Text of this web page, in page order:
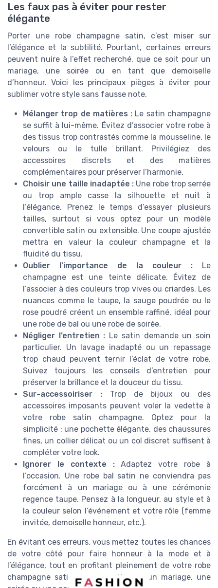
Les faux pas à éviter pour rester
élégante
Porter une robe champagne satin, c’est miser sur
l’élégance et la subtilité. Pourtant, certaines erreurs
peuvent nuire à l’effet recherché, que ce soit pour un
mariage, une soirée ou en tant que demoiselle
d’honneur. Voici les principaux pièges à éviter pour
sublimer votre style sans fausse note.
Mélanger trop de matières : Le satin champagne
se suffit à lui-même. Évitez d’associer votre robe à
des tissus trop contrastés comme la mousseline, le
velours ou le tulle brillant. Privilégiez des
accessoires discrets et des matières
complémentaires pour préserver l’harmonie.
Choisir une taille inadaptée : Une robe trop serrée
ou trop ample casse la silhouette et nuit à
l’élégance. Prenez le temps d’essayer plusieurs
tailles, surtout si vous optez pour un modèle
convertible satin ou extensible. Une coupe ajustée
mettra en valeur la couleur champagne et la
fluidité du tissu.
Oublier l’importance de la couleur : Le
champagne est une teinte délicate. Évitez de
l’associer à des couleurs trop vives ou criardes. Les
nuances comme le taupe, la sauge poudrée ou le
rose poudré créent un ensemble raffiné, idéal pour
une robe de bal ou une robe de soirée.
Négliger l’entretien : Le satin demande un soin
particulier. Un lavage inadapté ou un repassage
trop chaud peuvent ternir l’éclat de votre robe.
Suivez toujours les conseils d’entretien pour
préserver la brillance et la douceur du tissu.
Sur-accessoiriser :Trop de bijoux ou des
accessoires imposants peuvent voler la vedette à
votre robe satin champagne. Optez pour la
simplicité : une pochette élégante, des chaussures
fines, un collier délicat ou un col discret suffisent à
compléter votre look.
Ignorer le contexte :Adaptez votre robe à
l’occasion. Une robe bal satin ne conviendra pas
forcément à un mariage ou à une cérémonie
regence taupe. Pensez à la longueur, au style et à
la couleur selon l’événement et votre rôle (femme
invitée, demoiselle honneur, etc.).
En évitant ces erreurs, vous mettez toutes les chances
de votre côté pour faire honneur à la mode et à
l’élégance, tout en profitant pleinement de votre robe
champagne satin, que ce soit pour un mariage, une